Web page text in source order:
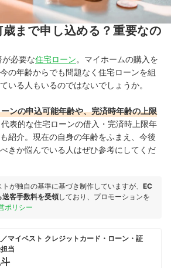
まで申し込める？重要なの
必要な住宅ローン。マイホームの購入を
の年齢からでも問題なく住宅ローンを組
いる人もいるのではないでしょうか。
ンの申込可能年齢や、完済時年齢の上限
代表的な住宅ローンの借入・完済時上限年
紹介。現在の自身の年齢をふまえ、今後
きか悩んでいる人はぜひ参考にしてくだ
が独自の基準に基づき制作していますが、 EC
客手数料を受領しており、プロモーションを
ポリシー
マイベスト クレジットカード・ローン・証
当